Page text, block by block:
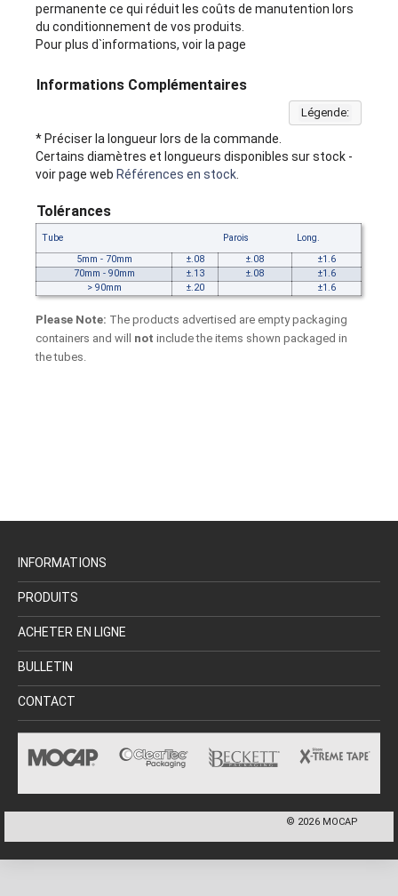
permanente ce qui réduit les coûts de manutention lors
du conditionnement de vos produits.
Pour plus d`informations, voir la page
Informations Complémentaires
Légende:
* Préciser la longueur lors de la commande.
Certains diamètres et longueurs disponibles sur stock -
voir page web Références en stock
Tolérances
Tube Parois
Long.
5mm - 70mm
±.08 ±.08
±1.6
70mm - 90mm
±.13 ±.08
±1.6
> 90mm
±.20 ±1.6
Please Note: The products advertised are empty packaging
containers and will not include the items shown packaged in
the tubes.
INFORMATIONS
PRODUITS
ACHETER EN LIGNE
BULLETIN
CONTACT
© 2026 MOCAP